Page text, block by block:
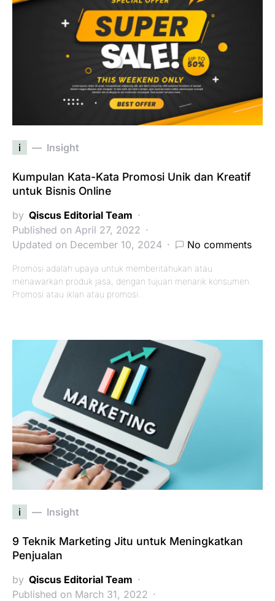
i Insight
Kumpulan Kata-Kata Promosi Unik dan Kreatif
untuk Bisnis Online
by Qiscus Editorial Team
Published on April 27, 2022
Updated on December 10, 2024
No comments
Promosi adalah upaya untuk memberitahukan atau
menawarkan produk jasa, dengan tujuan menarik konsumen.
Promosi atau iklan atau promosi…
i Insight
9 Teknik Marketing Jitu untuk Meningkatkan
Penjualan
by Qiscus Editorial Team
Published on March 31, 2022